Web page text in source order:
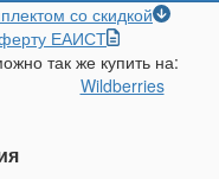
со скидкой
ЕАИСТ
так же купить на:
Wildberries